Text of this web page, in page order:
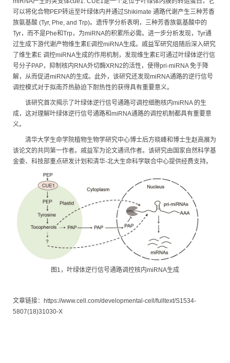
可以将化合物PEP转运至叶绿体内并通过Shikimate 通路代谢产生三种芳香
族氨基酸 (Tyr, Phe, and Trp)。遗传学分析表明，三种芳香族氨基酸中的
Tyr，而不是Phe和Trp，为miRNA的积累所必需。进一步分析发现，Tyr通
过生成下游代谢产物维生素E调控miRNA生成。戚益军研究组随后深入研究
了维生素E 调控miRNA生成的作用机制，发现维生素E可通过叶绿体逆行信
号分子PAP，抑制核内RNA外切酶XRN2的活性，使得pri-miRNA 免于降
解，从而促进miRNA的生成。此外，该研究还发现miRNA通路的逆行信号
调控模式对于拟南芥热胁迫下耐热性的获得具有重要意义。
该研究首次揭示了叶绿体逆行信号通路可调控细胞核内miRNA 的生
成，这对理解叶绿体逆行信号通路和miRNA通路的调控机制都具有重要意
义。
清华大学生命学院植物生物学研究中心博士后方晓峰和博士生赵高展为
该论文的共同第一作者。戚益军为论文通讯作者。该研究由国家自然科学基
金委、科技部重点研发计划和清华-北大生命科学联合中心提供经费支持。
图1，叶绿体逆行信号通路调控核内miRNA生成
文章链接：https://www.cell.com/developmental-cell/fulltext/S1534-
5807(18)31030-X